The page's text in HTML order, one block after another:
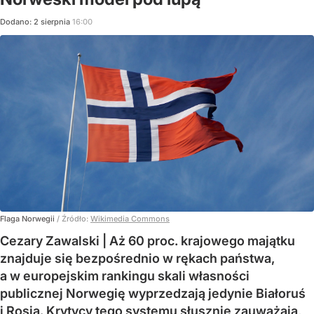
Dodano: 2 sierpnia 16:00
Flaga Norwegii / Źródło: Wikimedia Commons
Cezary Zawalski | Aż 60 proc. krajowego majątku
znajduje się bezpośrednio w rękach państwa,
a w europejskim rankingu skali własności
publicznej Norwegię wyprzedzają jedynie Białoruś
i Rosja. Krytycy tego systemu słusznie zauważają,